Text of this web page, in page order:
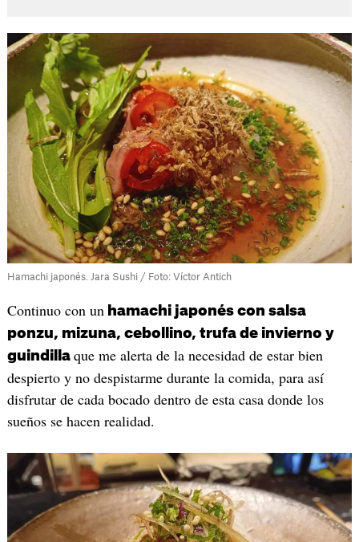
Hamachi japonés. Jara Sushi / Foto: Víctor Antich
Continuo con un hamachi japonés con salsa
ponzu, mizuna, cebollino, trufa de invierno y
guindilla que me alerta de la necesidad de estar bien
despierto y no despistarme durante la comida, para así
disfrutar de cada bocado dentro de esta casa donde los
sueños se hacen realidad.